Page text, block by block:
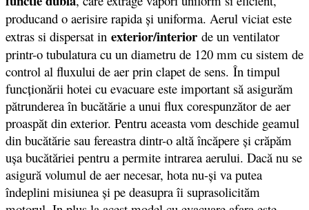
producand o aerisire rapida şi uniforma. Aerul viciat este
extras si dispersat in exterior/interior de un ventilator
printr-o tubulatura cu un diametru de 120 mm cu sistem de
control al fluxului de aer prin clapet de sens. În timpul
funcţionării hotei cu evacuare este important să asigurăm
pătrunderea în bucătărie a unui flux corespunzător de aer
proaspăt din exterior. Pentru aceasta vom deschide geamul
din bucătărie sau fereastra dintr-o altă încăpere şi crăpăm
uşa bucătăriei pentru a permite intrarea aerului. Dacă nu se
asigură volumul de aer necesar, hota nu-şi va putea
îndeplini misiunea şi pe deasupra îi suprasolicităm